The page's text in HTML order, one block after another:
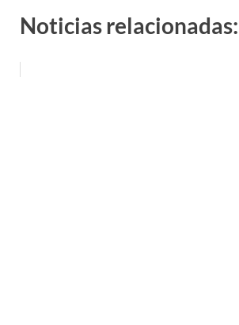
Noticias relacionadas: